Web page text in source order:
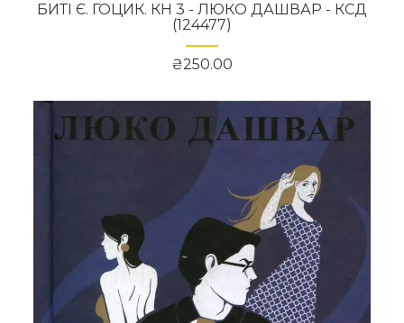
БИТІ Є. ГОЦИК. КН 3 - ЛЮКО ДАШВАР - КСД
(124477)
₴250.00